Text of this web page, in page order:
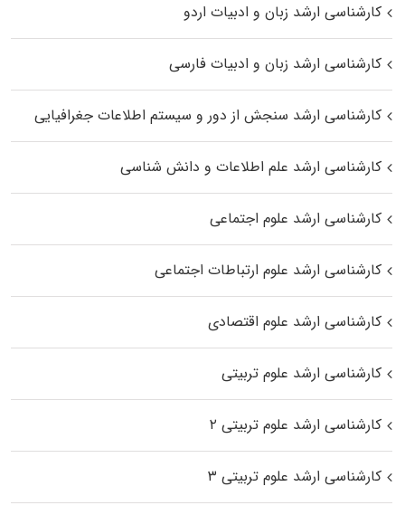
کارشناسی ارشد زبان و ادبیات اردو
کارشناسی ارشد زبان و ادبیات فارسی
کارشناسی ارشد سنجش از دور و سیستم اطلاعات جغرافیایی
کارشناسی ارشد علم اطلاعات و دانش شناسی
کارشناسی ارشد علوم اجتماعی
کارشناسی ارشد علوم ارتباطات اجتماعی
کارشناسی ارشد علوم اقتصادی
کارشناسی ارشد علوم تربیتی
کارشناسی ارشد علوم تربیتی ۲
کارشناسی ارشد علوم تربیتی ۳